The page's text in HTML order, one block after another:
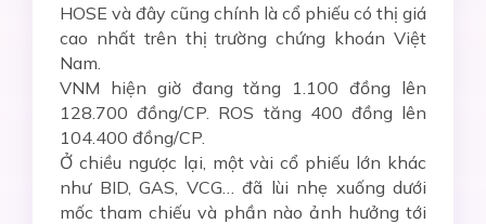
HOSE và đây cũng chính là cổ phiếu có thị giá
cao nhất trên thị trường chứng khoán Việt
Nam.
VNM hiện giờ đang tăng 1.100 đồng lên
128.700 đồng/CP. ROS tăng 400 đồng lên
104.400 đồng/CP.
Ở chiều ngược lại, một vài cổ phiếu lớn khác
như BID, GAS, VCG… đã lùi nhẹ xuống dưới
mốc tham chiếu và phần nào ảnh hưởng tới